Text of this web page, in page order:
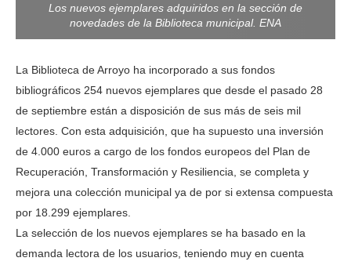
Los nuevos ejemplares adquiridos en la sección de
novedades de la Biblioteca municipal. ENA
La Biblioteca de Arroyo ha incorporado a sus fondos
bibliográficos 254 nuevos ejemplares que desde el pasado 28
de septiembre están a disposición de sus más de seis mil
lectores. Con esta adquisición, que ha supuesto una inversión
de 4.000 euros a cargo de los fondos europeos del Plan de
Recuperación, Transformación y Resiliencia, se completa y
mejora una colección municipal ya de por si extensa compuesta
por 18.299 ejemplares.
La selección de los nuevos ejemplares se ha basado en la
demanda lectora de los usuarios, teniendo muy en cuenta